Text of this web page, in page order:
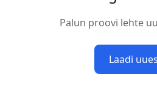
Palun proovi lehte
Laadi